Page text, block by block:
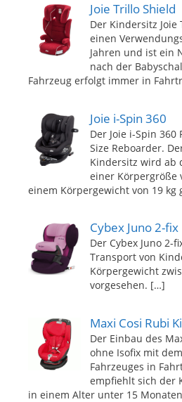
Joie Trillo Shield
Der Kindersitz
einen
Jahren und ist ein
nach der
Fahrzeug erfolgt immer in
Joie i-Spin 360
Der Joie i-Spin
Size Reboarder.
Kindersitz wird ab
einer Körpergröße
einem Körpergewicht von 19 kg
Cybex Juno 2-fix
Der Cybex Juno
Transport von
Körpergewicht
vorgesehen. […]
Maxi Cosi Rubi
Der Einbau des
ohne Isofix mit
Fahrzeuges in
empfiehlt sich der
in einem Alter unter 15